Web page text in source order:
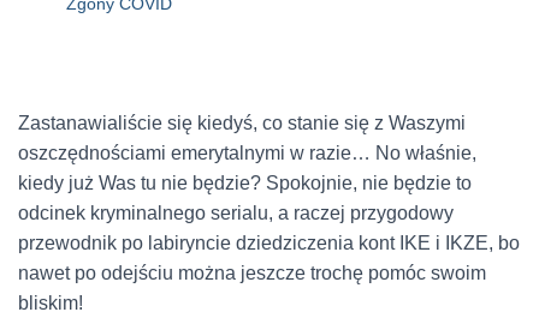
Zastanawialiście się kiedyś, co stanie się z Waszymi
oszczędnościami emerytalnymi w razie… No właśnie,
kiedy już Was tu nie będzie? Spokojnie, nie będzie to
odcinek kryminalnego serialu, a raczej przygodowy
przewodnik po labiryncie dziedziczenia kont IKE i IKZE, bo
nawet po odejściu można jeszcze trochę pomóc swoim
bliskim!